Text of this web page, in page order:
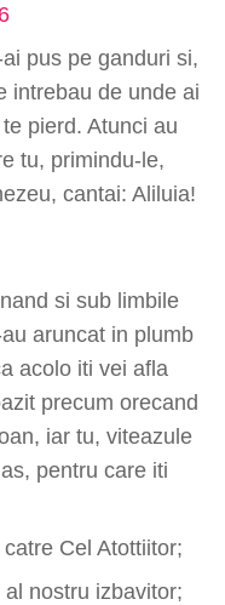
pus pe ganduri si,
intrebau de unde ai
pierd. Atunci au
tu, primindu-le,
cantai: Aliluia!
si sub limbile
aruncat in plumb
acolo iti vei afla
precum orecand
iar tu, viteazule
pentru care iti
Cel Atottiitor;
nostru izbavitor;